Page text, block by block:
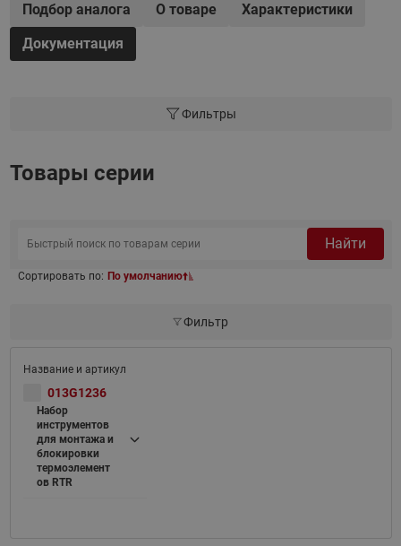
Подбор аналога О товаре
Характеристики
Документация
Фильтры
Товары серии
Найти
Сортировать по: По умолчанию
Фильтр
013G1236
Набор
инструментов
для монтажа и
блокировки
термоэлемент
ов RTR